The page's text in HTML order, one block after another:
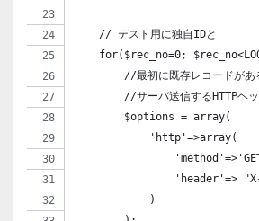
    // テスト用に独自IDと
for($rec_no=0;
//最初に既存レコードがあ
//サーバ送信するHTTPヘッ
        $options = array(
            'http'=>array(
'header'=>
            )